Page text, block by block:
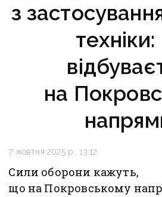
з
на
7 жовтня 2025 р., 13:12
Сили оборони кажуть,
що на Покровському